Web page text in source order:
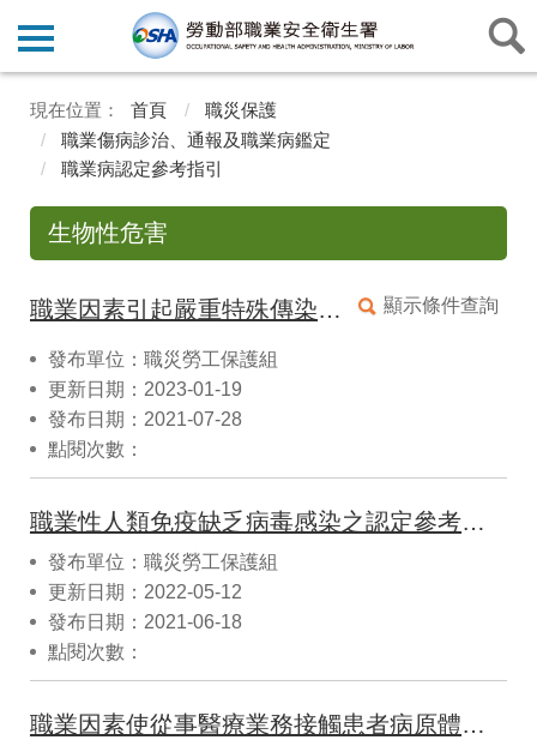
首頁
職災保護
職業傷病診治、通報及職業病鑑定
職業病認定參考指引
生物性危害
顯示條件查詢
職業因素引起嚴重特殊傳染性肺炎(COVID-19)認定參考指引
發布單位：職災勞工保護組
更新日期：2023-01-19
發布日期：2021-07-28
點閱次數：
職業性人類免疫缺乏病毒感染之認定參考指引(11006修正)
發布單位：職災勞工保護組
更新日期：2022-05-12
發布日期：2021-06-18
點閱次數：
職業因素使從事醫療業務接觸患者病原體引起法定傳染病外之傳染性疾病認定參考指引(11006修正)